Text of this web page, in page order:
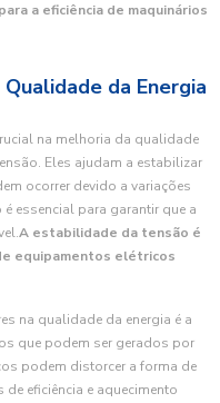
a eficiência de maquinários
da Energia
na melhoria da qualidade
Eles ajudam a estabilizar
ocorrer devido a variações
essencial para garantir que a
A estabilidade da tensão é
equipamentos elétricos
na qualidade da energia é a
que podem ser gerados por
podem distorcer a forma de
eficiência e aquecimento